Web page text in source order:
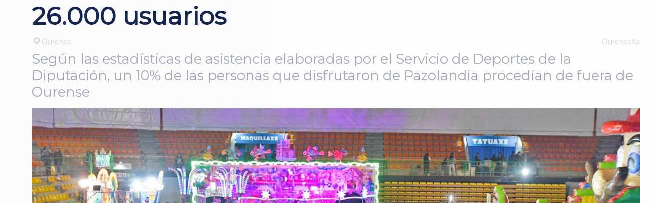
26.000 usuarios
Ourense OurenseXa
Según las estadísticas de asistencia elaboradas por el Servicio de Deportes de la
Diputación, un 10% de las personas que disfrutaron de Pazolandia procedían de fuera de
Ourense